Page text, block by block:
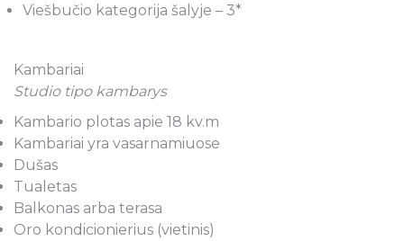
Viešbučio kategorija šalyje – 3*
Kambariai
Studio tipo kambarys
Kambario plotas apie 18 kv.m
Kambariai yra vasarnamiuose
Dušas
Tualetas
Balkonas arba terasa
Oro kondicionierius (vietinis)